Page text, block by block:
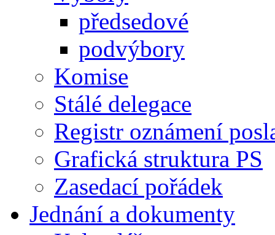
předsedové
podvýbory
Komise
Stálé delegace
Registr oznámení
Grafická struktura PS
Zasedací pořádek
Jednání a dokumenty